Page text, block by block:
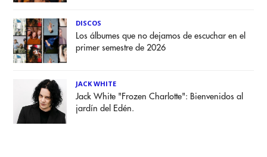
DISCOS
Los álbumes que no dejamos de escuchar en el
primer semestre de 2026
JACK WHITE
Jack White "Frozen Charlotte": Bienvenidos al
jardín del Edén.